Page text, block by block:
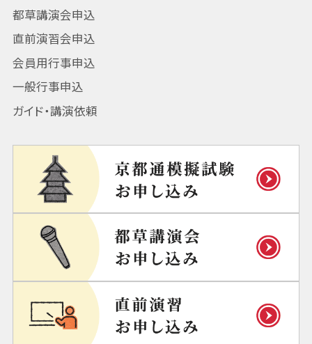
都草講演会申込
直前演習会申込
会員用行事申込
一般行事申込
ガイド・講演依頼